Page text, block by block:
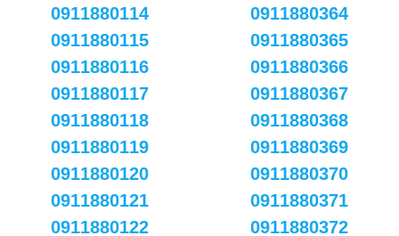
0911880114
0911880115
0911880116
0911880117
0911880118
0911880119
0911880120
0911880121
0911880122
0911880364
0911880365
0911880366
0911880367
0911880368
0911880369
0911880370
0911880371
0911880372